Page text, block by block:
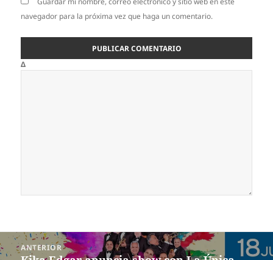
navegador para la próxima vez que haga un comentario.
Δ
Navegación
de
ANTERIOR